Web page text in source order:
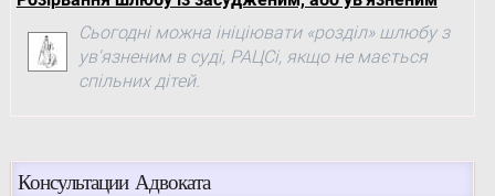
Сьогодні можна ініціювати «розділ» шлюбу з
ув'язненим в суді, РАЦСі, якщо не мається
спільних дітей.
Консультации Адвоката